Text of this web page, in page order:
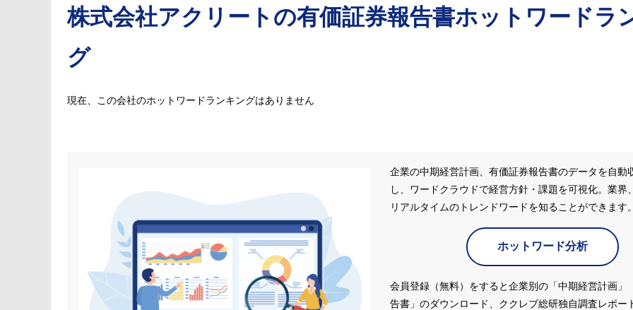
株式会社アクリート の有価証券報告書ホットワードラ
グ
現在、この会社のホットワードランキングはありません
企業の中期経営計画、有価証券報告書のデータを自動
し、ワードクラウドで経営方針・課題を可視化。業界
リアルタイムのトレンドワードを知ることができます
ホットワード分析
会員登録（無料）をすると企業別の「中期経営計画」
告書」のダウンロード、ククレブ総研独自調査レポー